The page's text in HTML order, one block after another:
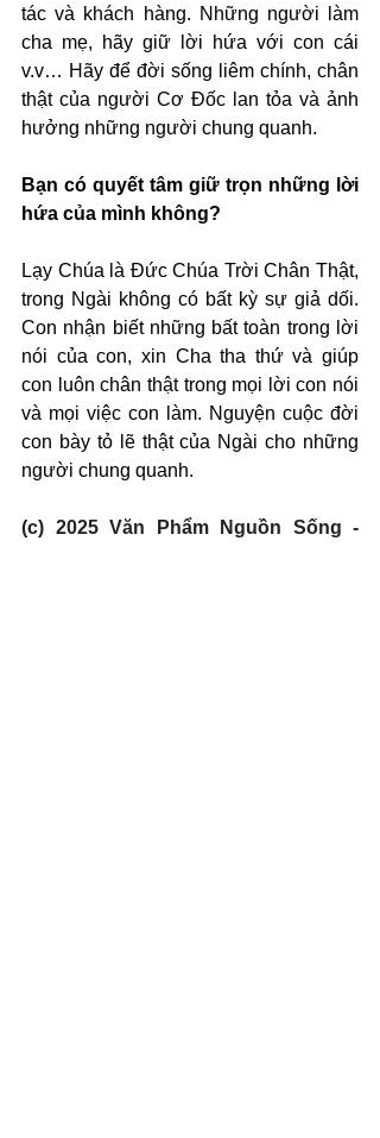
tác và khách hàng. Những người làm
cha mẹ, hãy giữ lời hứa với con cái
v.v… Hãy để đời sống liêm chính, chân
thật của người Cơ Đốc lan tỏa và ảnh
hưởng những người chung quanh.
Bạn có quyết tâm giữ trọn những lời
hứa của mình không?
Lạy Chúa là Đức Chúa Trời Chân Thật,
trong Ngài không có bất kỳ sự giả dối.
Con nhận biết những bất toàn trong lời
nói của con, xin Cha tha thứ và giúp
con luôn chân thật trong mọi lời con nói
và mọi việc con làm. Nguyện cuộc đời
con bày tỏ lẽ thật của Ngài cho những
người chung quanh.
(c) 2025 Văn Phẩm Nguồn Sống -